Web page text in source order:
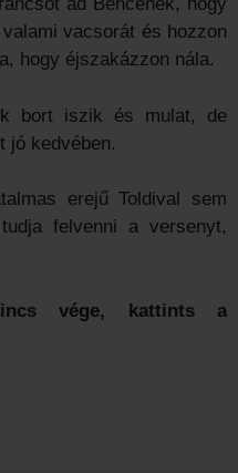
vacsorát és hozzon
hogy éjszakázzon nála.
bort iszik és mulat, de
jó kedvében.
erejű Toldival sem
felvenni a versenyt,
vége, kattints a